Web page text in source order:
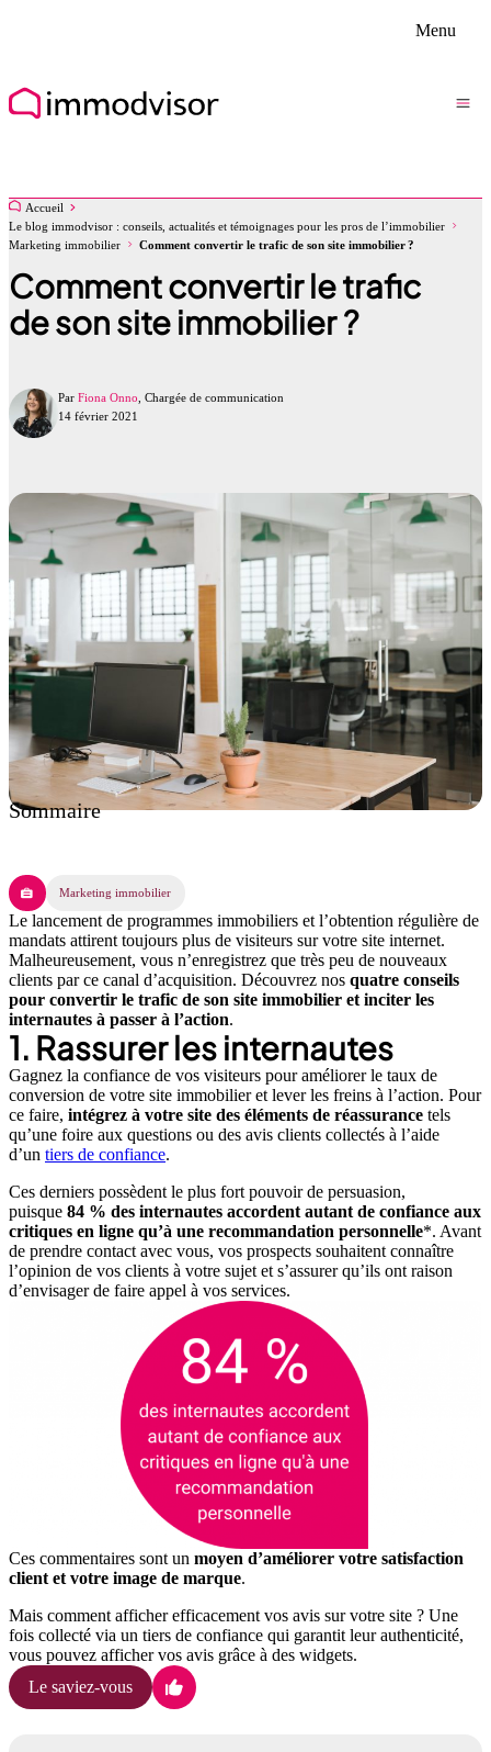
Menu
Accueil
Le blog immodvisor : conseils, actualités et témoignages pour les pros de l’immobilier
Marketing immobilier
Comment convertir le trafic de son site immobilier ?
Comment convertir le trafic
de son site immobilier ?
Par Fiona Onno , Chargée de communication
14 février 2021
Sommaire
Marketing immobilier
Le lancement de programmes immobiliers et l’obtention régulière de
mandats attirent toujours plus de visiteurs sur votre site internet.
Malheureusement, vous n’enregistrez que très peu de nouveaux
clients par ce canal d’acquisition. Découvrez nos quatre conseils
pour convertir le trafic de son site immobilier et inciter les
internautes à passer à l’action.
1. Rassurer les internautes
Gagnez la confiance de vos visiteurs pour améliorer le taux de
conversion de votre site immobilier et lever les freins à l’action. Pour
ce faire, intégrez à votre site des éléments de réassurance tels
qu’une foire aux questions ou des avis clients collectés à l’aide
d’un tiers de confiance.
Ces derniers possèdent le plus fort pouvoir de persuasion,
puisque 84 % des internautes accordent autant de confiance aux
critiques en ligne qu’à une recommandation personnelle*. Avant
de prendre contact avec vous, vos prospects souhaitent connaître
l’opinion de vos clients à votre sujet et s’assurer qu’ils ont raison
d’envisager de faire appel à vos services.
Ces commentaires sont un moyen d’améliorer votre satisfaction
client et votre image de marque.
Mais comment afficher efficacement vos avis sur votre site ? Une
fois collecté via un tiers de confiance qui garantit leur authenticité,
vous pouvez afficher vos avis grâce à des widgets.
Le saviez-vous